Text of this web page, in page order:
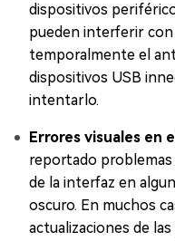
dispositivos
pueden interferir
temporalmente el
dispositivos USB
intentarlo.
Errores visuales en
reportado problemas
de la interfaz en
oscuro. En muchos
actualizaciones de